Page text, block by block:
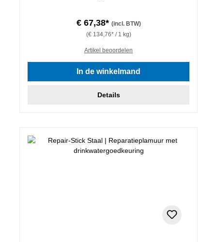
€ 67,38* (incl. BTW)
(€ 134,76* / 1 kg)
Artikel beoordelen
In de winkelmand
Details